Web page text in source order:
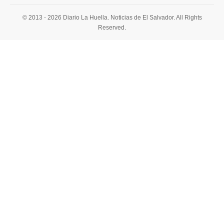
© 2013 - 2026 Diario La Huella. Noticias de El Salvador. All Rights
Reserved.